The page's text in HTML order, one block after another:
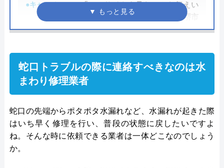
運営会社 株式会社ザットマン
代表者 金澤 賢二朗
所在地
〒154-0022
東京都世田谷区梅丘１丁目13番12号
対応エリア 21都道府県
●キャンペーン
「このサイトを見た」とお伝えい
ただくと2,200円引き大阪市、堺市
エリアはさらに1,100円OFF
●受付時間 8:00～21:00
●定休日 年中無休
●出張見積もり 見積り・出張費無料
●支払い方法 クレジットカード利用可能
蛇口トラブルの際に連絡すべきなのは水
まわり修理業者
蛇口の先端からポタポタ水漏れなど、水漏れが起きた際
はいち早く修理を行い、普段の状態に戻したいですよ
ね。そんな時に依頼できる業者は一体どこなのでしょう
か。